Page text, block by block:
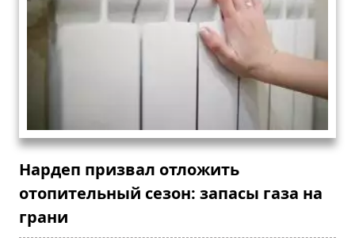
Нардеп призвал отложить
отопительный сезон: запасы газа на
грани